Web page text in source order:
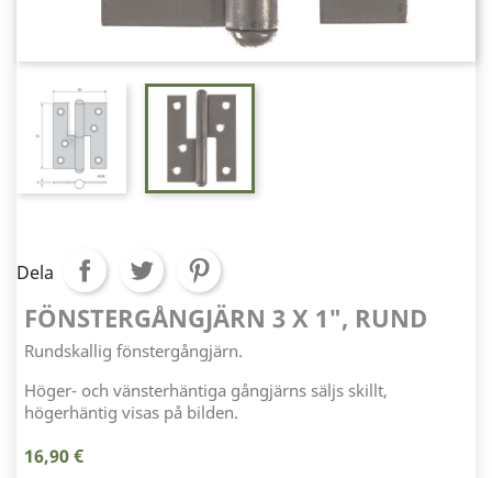
Dela
FÖNSTERGÅNGJÄRN 3 X 1", RUND
Rundskallig fönstergångjärn.
Höger- och vänsterhäntiga gångjärns säljs skillt,
högerhäntig visas på bilden.
16,90 €